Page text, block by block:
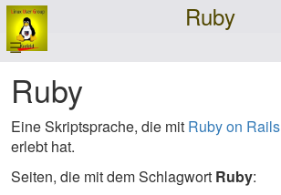
Ruby
☰
Ruby
Eine Skriptsprache, die mit Ruby on Rails
erlebt hat.
Seiten, die mit dem Schlagwort Ruby: